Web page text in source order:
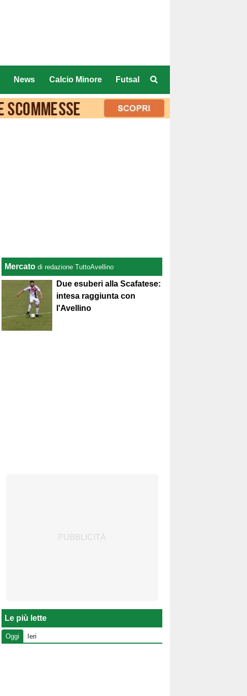
News Calcio Minore Futsal
Mercato di redazione TuttoAvellino
Due esuberi alla Scafatese:
intesa raggiunta con
l'Avellino
Le più lette
Oggi Ieri